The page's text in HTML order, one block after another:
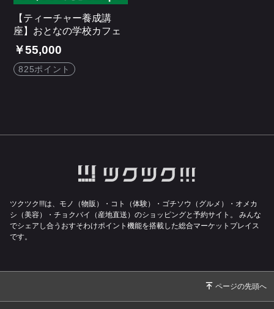
【ティーチャー養成講
座】おとなの学校カフェ
￥55,000
825ポイント
ツクツク!!!は、モノ（物販）・コト（体験）・ゴチソウ（グルメ）・オメカ
シ（美容）・チョクバイ（産地直送）のショッピングと予約サイト。
みんな
でシェアし合うおすそわけポイント機能を搭載した総合マーケットプレイス
です。